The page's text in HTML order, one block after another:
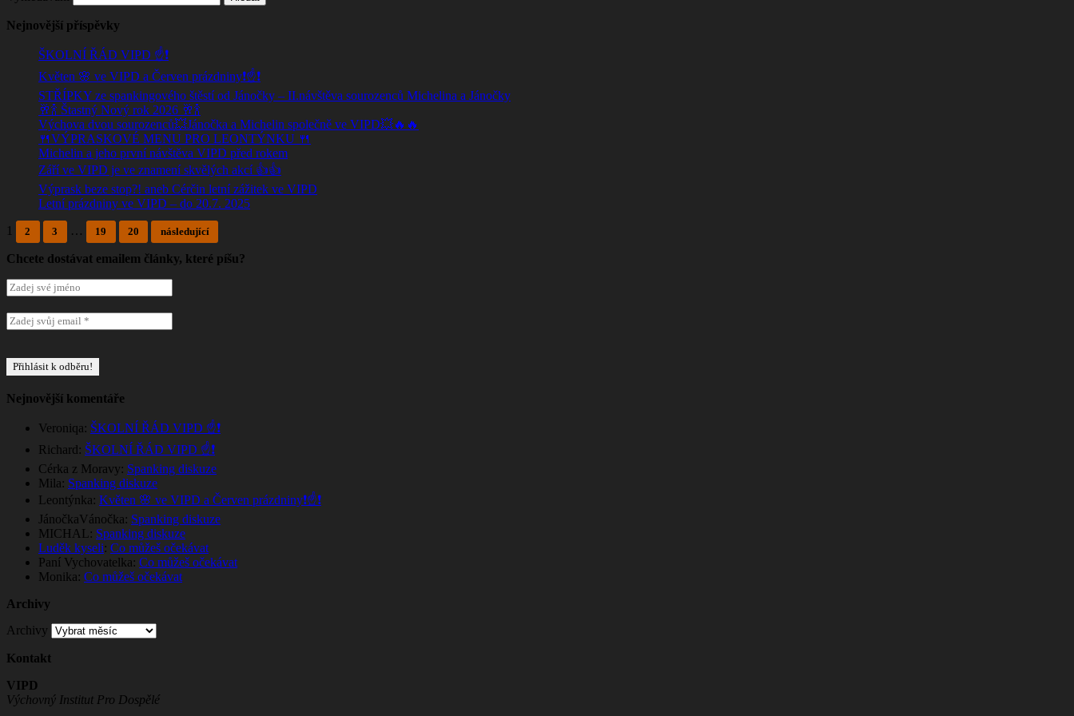
Nejnovější příspěvky
ŠKOLNÍ ŘÁD VIPD ☝️❗
Květen 🌸 ve VIPD a Červen prázdniny❗☝️❗
STŘÍPKY ze spankingového štěstí od Jánočky – II.návštěva sourozenců Michelina a Jánočky
🥂🍾 Štastný Nový rok 2026 🥂🍾
Výchova dvou sourozenců💥Jánočka a Michelin společně ve VIPD💥🔥🔥
🍴VÝPRASKOVÉ MENU PRO LEONTÝNKU 🍴
Michelin a jeho první návštěva VIPD před rokem
Září ve VIPD je ve znamení skvělých akcí 👍👍
Výprask beze stop?! aneb Cérčin letní zážitek ve VIPD
Letní prázdniny ve VIPD – do 20.7. 2025
1
2 3 … 19 20 následující
Chcete dostávat emailem články, které píšu?
Nejnovější komentáře
Veroniqa: ŠKOLNÍ ŘÁD VIPD ☝️❗
Richard: ŠKOLNÍ ŘÁD VIPD ☝️❗
Cérka z Moravy: Spanking diskuze
Mila: Spanking diskuze
Leontýnka: Květen 🌸 ve VIPD a Červen prázdniny❗☝️❗
JánočkaVánočka: Spanking diskuze
MICHAL: Spanking diskuze
Luděk kyseli: Co můžeš očekávat
Paní Vychovatelka: Co můžeš očekávat
Monika: Co můžeš očekávat
Archivy
Archivy
Kontakt
VIPD
Výchovný Institut Pro Dospělé